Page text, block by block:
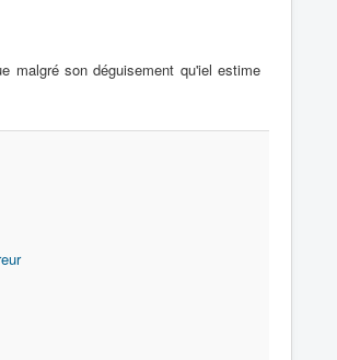
malgré son déguisement qu'iel estime